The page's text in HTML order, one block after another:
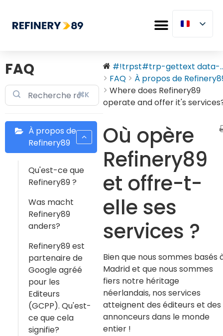
FAQ
⌘K
À propos de
Refinery89
Qu'est-ce que
Refinery89 ?
Was macht
Refinery89
anders?
Refinery89 est
partenaire de
Google agréé
pour les
Editeurs
(GCPP). Qu'est-
ce que cela
signifie?
#!trpst#trp-gettext data-
FAQ
À propos de
Where does Refinery89
operate and offer it's
Où opère
Refinery89
et offre-t-
elle ses
services ?
Bien que nous sommes basés
Madrid et que nous sommes
fiers notre héritage
néerlandais, nos services
atteignent des éditeurs et des
annonceurs dans le monde
entier !